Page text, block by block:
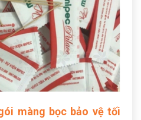
màng bọc bảo vệ tối